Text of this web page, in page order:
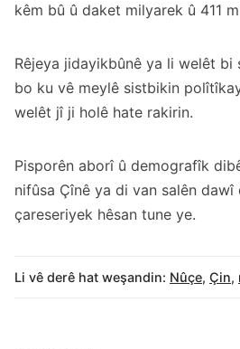
kêm bû û daket milyarek û 411
Rêjeya jidayikbûnê ya li welêt bi
bo ku vê meylê sistbikin
welêt jî ji holê hate rakirin.
Pisporên aborî û demografîk
nifûsa Çînê ya di van salên
çareseriyek hêsan tune ye.
Li vê derê hat weşandin: Nûçe, Çin,